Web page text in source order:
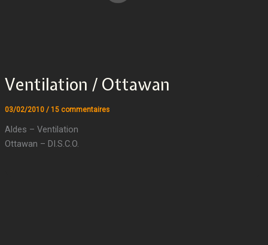
Ventilation / Ottawan
03/02/2010 / 15 commentaires
Aldes – Ventilation
Ottawan – DI.S.C.O.